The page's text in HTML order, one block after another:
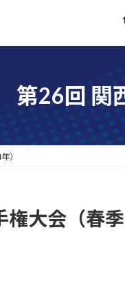
第26回 関
）
大会（春